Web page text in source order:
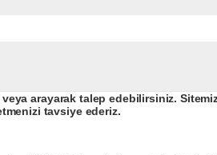
veya arayarak talep edebilirsiniz.
tavsiye ederiz.